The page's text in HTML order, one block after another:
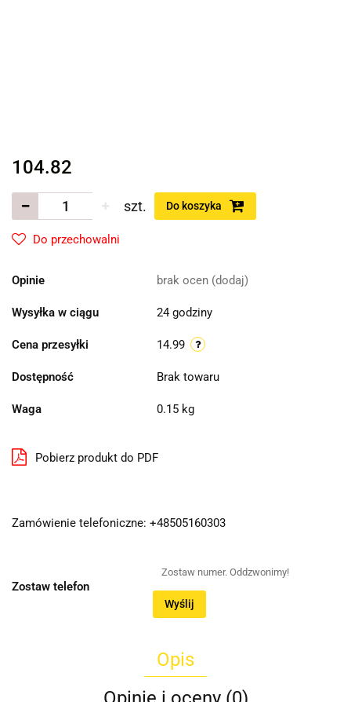
104.82
szt. Do koszyka
Do przechowalni
Opinie brak ocen (dodaj)
Wysyłka w ciągu 24 godziny
Cena przesyłki 14.99
Dostępność Brak towaru
Waga 0.15 kg
Pobierz produkt do PDF
Zamówienie telefoniczne: +48505160303
Zostaw telefon
Wyślij
Opis